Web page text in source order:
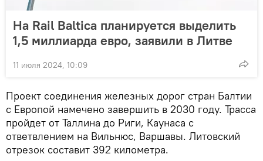
На Rail Baltica планируется выделить
1,5 миллиарда евро, заявили в Литве
11 июля 2024, 10:09
Проект соединения железных дорог стран Балтии
с Европой намечено завершить в 2030 году. Трасса
пройдет от Таллина до Риги, Каунаса с
ответвлением на Вильнюс, Варшавы. Литовский
отрезок составит 392 километра.